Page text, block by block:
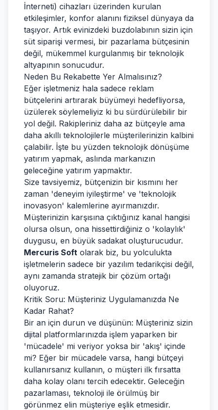
İnterneti) cihazları üzerinden kurulan
etkileşimler, konfor alanını fiziksel dünyaya da
taşıyor. Artık evinizdeki buzdolabının sizin için
süt siparişi vermesi, bir pazarlama bütçesinin
değil, mükemmel kurgulanmış bir teknolojik
altyapının sonucudur.
Neden Bu Rekabette Yer Almalısınız?
Eğer işletmeniz hala sadece reklam
bütçelerini artırarak büyümeyi hedefliyorsa,
üzülerek söylemeliyiz ki bu sürdürülebilir bir
yol değil. Rakipleriniz daha az bütçeyle ama
daha akıllı teknolojilerle müşterilerinizin kalbini
çalabilir. İşte bu yüzden teknolojik dönüşüme
yatırım yapmak, aslında markanızın
geleceğine yatırım yapmaktır.
Size tavsiyemiz, bütçenizin bir kısmını her
zaman 'deneyim iyileştirme' ve 'teknolojik
inovasyon' kalemlerine ayırmanızdır.
Müşterinizin karşısına çıktığınız kanal hangisi
olursa olsun, ona hissettirdiğiniz o 'kolaylık'
duygusu, en büyük sadakat oluşturucudur.
Mercuris Soft olarak biz, bu yolculukta
işletmelerin sadece bir yazılım tedarikçisi değil,
aynı zamanda stratejik bir çözüm ortağı
oluyoruz.
Kritik Soru: Müşteriniz Uygulamanızda Ne
Kadar Rahat?
Bir an için durun ve düşünün: Müşteriniz sizin
dijital platformlarınızda işlem yaparken bir
'mücadele' mi veriyor yoksa bir 'akış' içinde
mi? Eğer bir mücadele varsa, hangi bütçeyi
kullanırsanız kullanın, o müşteri ilk fırsatta
daha kolay olanı tercih edecektir. Geleceğin
pazarlaması, teknoloji ile örülmüş bir
görünmez elin müşteriye eşlik etmesidir.